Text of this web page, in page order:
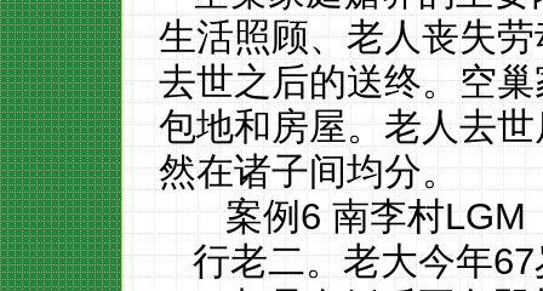
生活照顾、老人丧失
去世之后的送终。空
包地和房屋。老人去
然在诸子间均分。
案例6 南李村LGM
行老二。老大今年